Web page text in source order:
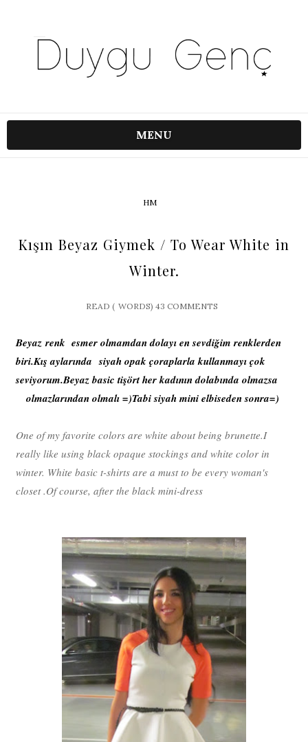
MENU
HM
Kışın Beyaz Giymek / To Wear White in
Winter.
READ ( WORDS) 43 COMMENTS
Beyaz renk esmer olmamdan dolayı en sevdiğim renklerden
biri.Kış aylarında siyah opak çoraplarla kullanmayı çok
seviyorum.Beyaz basic tişört her kadının dolabında olmazsa
olmazlarından olmalı =)Tabi siyah mini elbiseden sonra=)
One of my favorite colors are white about being brunette.I
really like using black opaque stockings and white color in
winter. White basict-shirts are a mustto beevery woman's
closet .Of course, after the black mini-dress